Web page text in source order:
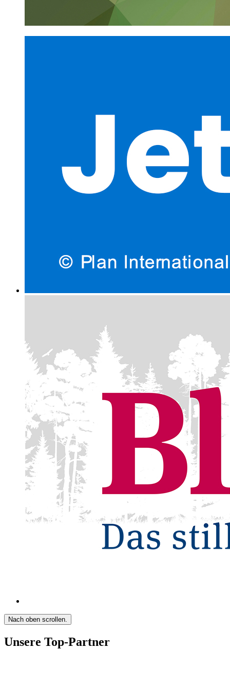
Nach oben scrollen.
Unsere Top-Partner